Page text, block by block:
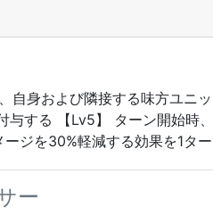
自身および隣接する味方ユ
与する 【Lv5】 ターン開始
ジを30%軽減する効果を1タ
ー